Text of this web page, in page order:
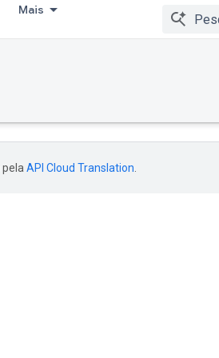
Mais
API Cloud Translation